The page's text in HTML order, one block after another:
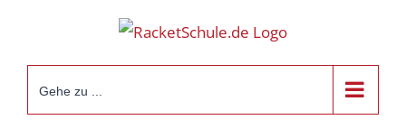
springen
Gehe zu ...